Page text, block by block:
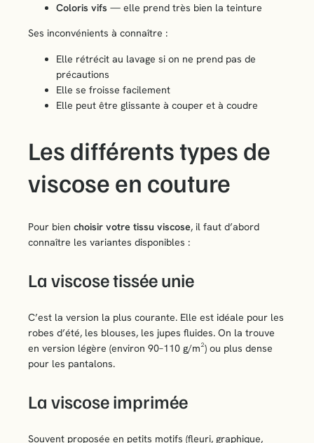
Coloris vifs — elle prend très bien la teinture
Ses inconvénients à connaître :
Elle rétrécit au lavage si on ne prend pas de
précautions
Elle se froisse facilement
Elle peut être glissante à couper et à coudre
Les différents types de
viscose en couture
Pour bien choisir votre tissu viscose, il faut d’abord
connaître les variantes disponibles :
La viscose tissée unie
C’est la version la plus courante. Elle est idéale pour les
robes d’été, les blouses, les jupes fluides. On la trouve
en version légère (environ 90–110 g/m²) ou plus dense
pour les pantalons.
La viscose imprimée
Souvent proposée en petits motifs (fleuri, graphique,